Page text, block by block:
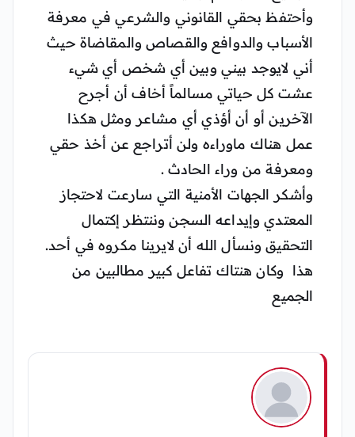
وأحتفظ بحقي القانوني والشرعي في معرفة
الأسباب والدوافع والقصاص والمقاضاة حيث
أني لايوجد بيني وبين أي شخص أي شيء
عشت كل حياتي مسالماً أخاف أن أجرح
الآخرين أو أن أؤذي أي مشاعر ومثل هكذا
عمل هناك ماوراءه ولن أتراجع عن أخذ حقي
ومعرفة من وراء الحادث .
وأشكر الجهات الأمنية التي سارعت لاحتجاز
المعتدي وإيداعه السجن وننتظر إكتمال
التحقيق ونسأل الله أن لايرينا مكروه في أحد.
هذا وكان هنتاك تفاعل كبير مطالبين من
الجميع